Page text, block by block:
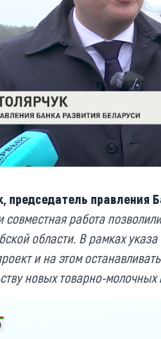
председатель правления
совместная работа
области. В рамках
и на этом
новых товарно-молочных